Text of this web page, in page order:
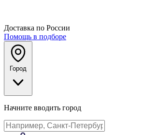
Доставка по России
Помощь в подборе
Город
Начните вводить город